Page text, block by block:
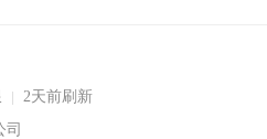
2天前刷新